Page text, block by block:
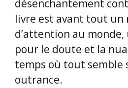
désenchantement
livre est avant tout un
d’attention au
pour le doute et la
temps où tout semble
outrance.